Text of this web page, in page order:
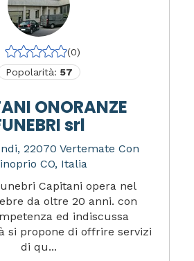
(0)
Popolarità: 57
ONORANZE
srl
22070 Vertemate Con
CO, Italia
Capitani opera nel
da oltre 20 anni. con
ed indiscussa
si propone di offrire servizi
di qu...